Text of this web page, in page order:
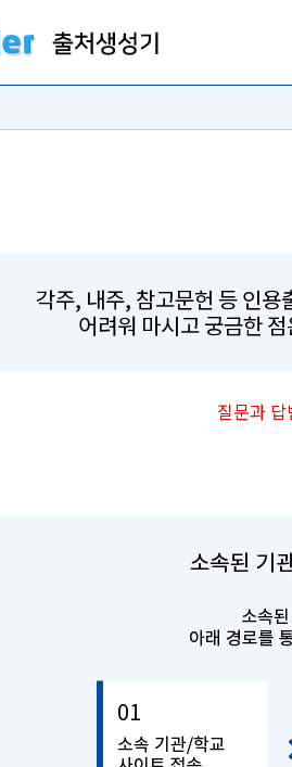
각주, 내주, 참고문헌 등 인용
어려워 마시고 궁금한
질문과